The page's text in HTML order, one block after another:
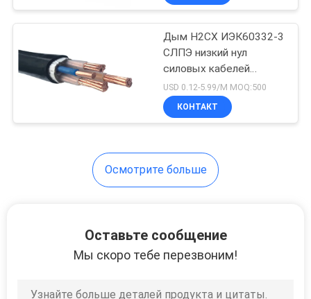
Экранированный
кабель
инструмент
Дым Н2СХ ИЭК60332-3
СЛПЭ низкий нул
силовых кабелей
4кс10ММ2 галоида
свободных
USD 0.12-5.99/M MOQ:500
КОНТАКТ
Осмотрите больше
Оставьте сообщение
Мы скоро тебе перезвоним!